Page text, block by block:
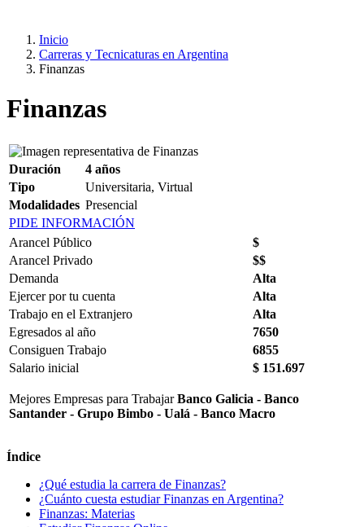
Inicio
Carreras y Tecnicaturas en Argentina
Finanzas
Finanzas
Duración
4 años
Tipo
Universitaria, Virtual
Modalidades Presencial
PIDE INFORMACIÓN
Arancel Público
$
Arancel Privado
$$
Demanda
Alta
Ejercer por tu cuenta
Alta
Trabajo en el Extranjero
Alta
Egresados al año
7650
Consiguen Trabajo
6855
Salario inicial
$ 151.697
Mejores Empresas para Trabajar Banco Galicia - Banco
Santander - Grupo Bimbo - Ualá - Banco Macro
Índice
¿Qué estudia la carrera de Finanzas?
¿Cuánto cuesta estudiar Finanzas en Argentina?
Finanzas: Materias